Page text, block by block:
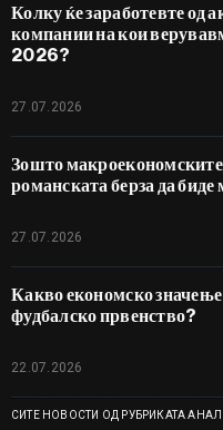
Колку ќе заработевте од
компании на кои
2026?
27.07.2026
Зошто макроекономските
романската берза да
27.07.2026
Какво економско
фудбалско првенство?
22.07.2026
СИТЕ НОВОСТИ ОД РУБРИКАТА